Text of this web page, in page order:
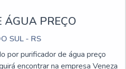
ÁGUA PREÇO
SUL - RS
por purificador de água preço
encontrar na empresa Veneza